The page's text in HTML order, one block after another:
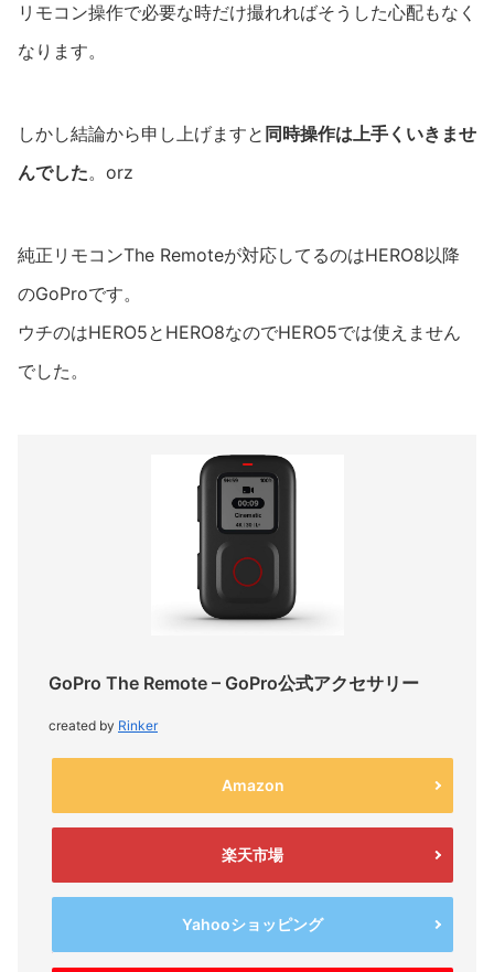
リモコン操作で必要な時だけ撮れればそうした心配もなく
なります。
しかし結論から申し上げますと 同時操作は上手くいきませ
んでした。orz
純正リモコンThe Remoteが対応してるのはHERO8以降
のGoProです。
ウチのはHERO5とHERO8なのでHERO5では使えません
でした。
GoPro The Remote – GoPro公式アクセサリー
created by Rinker
Amazon
楽天市場
Yahooショッピング